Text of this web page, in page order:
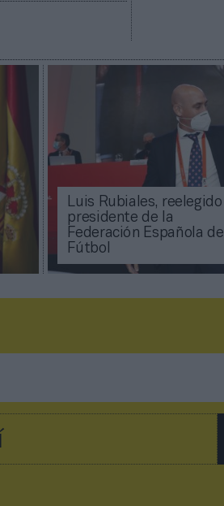
Luis Rubiales, reelegido
presidente de la
Federación Española de
Fútbol